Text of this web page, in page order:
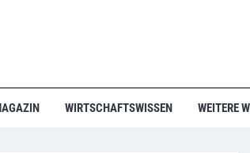
WIRTSCHAFTSWISSEN WEITERE